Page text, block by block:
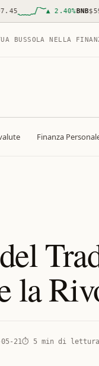
▲ 2.40% BNB
BUSSOLA NELLA
Finanza
la
21⏱ 5 min di lettura